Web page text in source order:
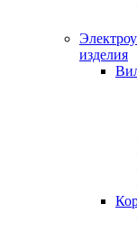
изделия